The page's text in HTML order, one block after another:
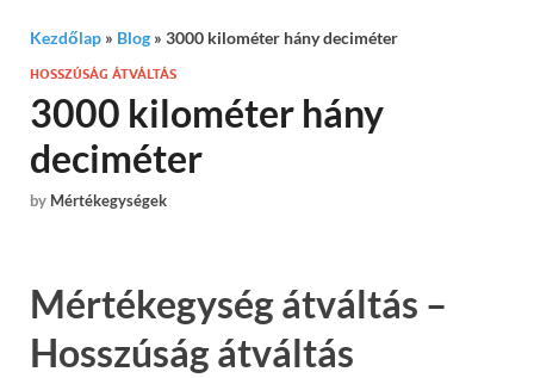
Kezdőlap » Blog » 3000 kilométer hány deciméter
HOSSZÚSÁG ÁTVÁLTÁS
3000 kilométer hány
deciméter
by Mértékegységek
Mértékegység átváltás –
Hosszúság átváltás